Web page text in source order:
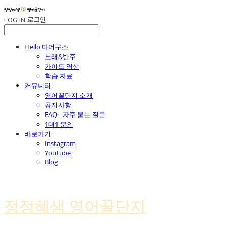
LOG IN 로그인
Hello 마더구스
노래&반주
가이드 영상
학습 자료
커뮤니티
영어꿀단지 소개
공지사항
FAQ - 자주 묻는 질문
1대1 문의
바로가기
Instagram
Youtube
Blog
정정혜샘 영어꿀단지